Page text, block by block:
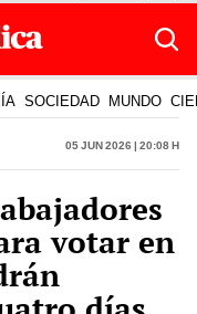
SOCIEDAD MUNDO
05 Jun 2026 | 20:08 h
votar en